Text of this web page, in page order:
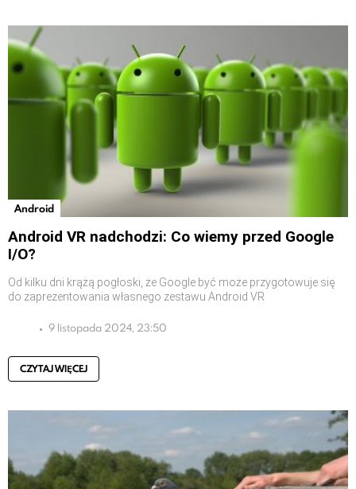
Android
Android VR nadchodzi: Co wiemy przed Google
I/O?
Od kilku dni krążą pogłoski, że Google być może przygotowuje się
do zaprezentowania własnego zestawu Android VR
9 listopada 2024, 23:50
CZYTAJ WIĘCEJ